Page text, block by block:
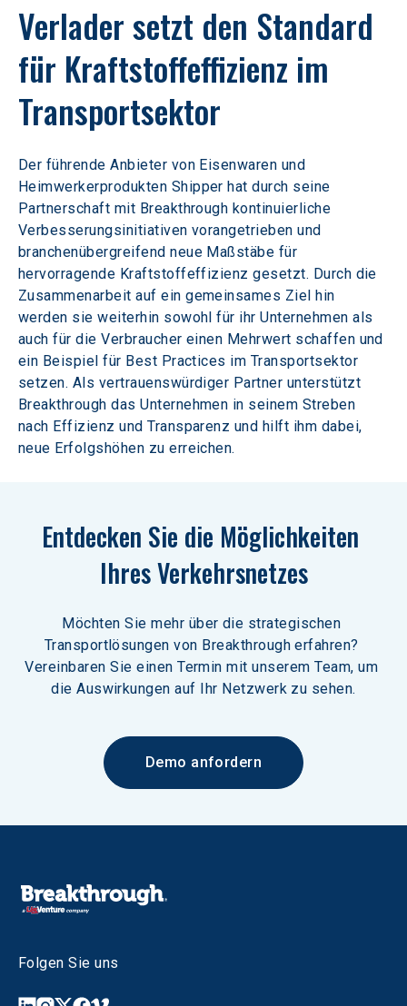
Verlader setzt den Standard
für Kraftstoffeffizienz im
Transportsektor
Der führende Anbieter von Eisenwaren und
Heimwerkerprodukten Shipper hat durch seine
Partnerschaft mit Breakthrough kontinuierliche
Verbesserungsinitiativen vorangetrieben und
branchenübergreifend neue Maßstäbe für
hervorragende Kraftstoffeffizienz gesetzt. Durch die
Zusammenarbeit auf ein gemeinsames Ziel hin
werden sie weiterhin sowohl für ihr Unternehmen als
auch für die Verbraucher einen Mehrwert schaffen und
ein Beispiel für Best Practices im Transportsektor
setzen. Als vertrauenswürdiger Partner unterstützt
Breakthrough das Unternehmen in seinem Streben
nach Effizienz und Transparenz und hilft ihm dabei,
neue Erfolgshöhen zu erreichen.
Entdecken Sie die Möglichkeiten
Ihres Verkehrsnetzes
Möchten Sie mehr über die strategischen
Transportlösungen von Breakthrough erfahren?
Vereinbaren Sie einen Termin mit unserem Team, um
die Auswirkungen auf Ihr Netzwerk zu sehen.
Demo anfordern
Folgen Sie uns